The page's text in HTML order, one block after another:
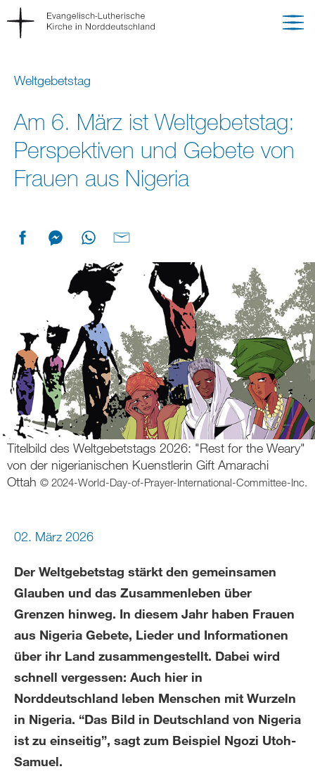
Weltgebetstag
Am 6. März ist Weltgebetstag:
Perspektiven und Gebete von
Frauen aus Nigeria
Titelbild des Weltgebetstags 2026: "Rest for the Weary"
von der nigerianischen Kuenstlerin Gift Amarachi
Ottah © 2024-World-Day-of-Prayer-International-Committee-Inc.
02. März 2026
Der Weltgebetstag stärkt den gemeinsamen
Glauben und das Zusammenleben über
Grenzen hinweg. In diesem Jahr haben Frauen
aus Nigeria Gebete, Lieder und Informationen
über ihr Land zusammengestellt. Dabei wird
schnell vergessen: Auch hier in
Norddeutschland leben Menschen mit Wurzeln
in Nigeria. “Das Bild in Deutschland von Nigeria
ist zu einseitig”, sagt zum Beispiel Ngozi Utoh-
Samuel.